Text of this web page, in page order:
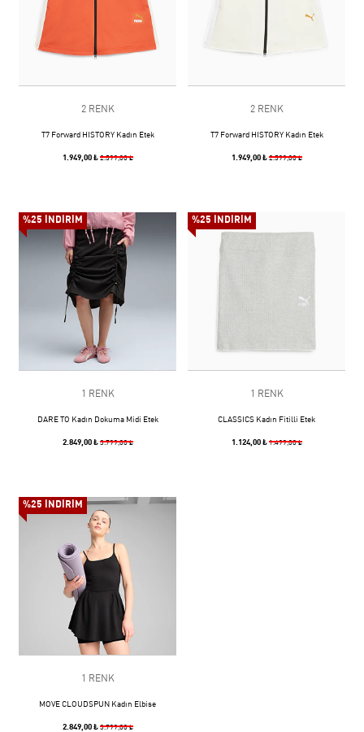
2 RENK
T7 Forward HISTORY Kadın Etek
1.949,00 ₺ 2.599,00 ₺
2 RENK
T7 Forward HISTORY Kadın Etek
1.949,00 ₺ 2.599,00 ₺
%25 İNDİRİM
1 RENK
DARE TO Kadın Dokuma Midi Etek
2.849,00 ₺ 3.799,00 ₺
%25 İNDİRİM
1 RENK
CLASSICS Kadın Fitilli Etek
1.124,00 ₺ 1.499,00 ₺
%25 İNDİRİM
1 RENK
MOVE CLOUDSPUN Kadın Elbise
2.849,00 ₺ 3.799,00 ₺